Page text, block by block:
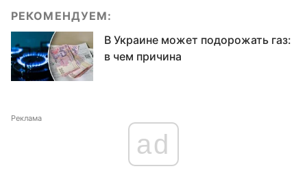
РЕКОМЕНДУЕМ:
В Украине может подорожать газ:
в чем причина
Реклама
ad